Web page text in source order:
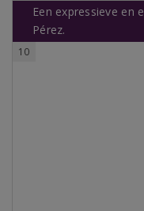
Een expressieve en
Pérez.
10